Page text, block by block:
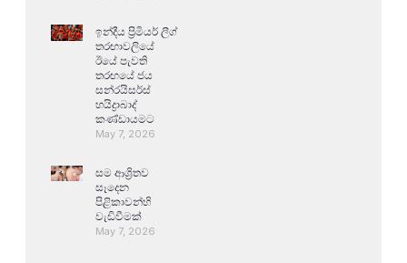
ඉන්දීය ප්‍රිමියර් ලීග්
තරඟාවලියේ
ඊයේ පැවති
තරඟයේ ජය
සන්රයිසර්ස්
හයිද්‍රාබාද්
කණ්ඩායමට
May 7, 2026
සම ආශ්‍රිතව
සෑදෙන
පිළිකාවන්හි
වැඩිවීමක්
May 7, 2026